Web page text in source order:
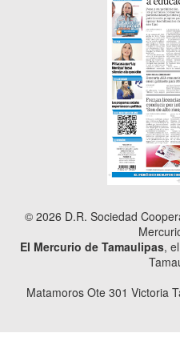
© 2026 D.R. Sociedad
El Mercurio de Tamaulipas,
Matamoros Ote 301 Victoria